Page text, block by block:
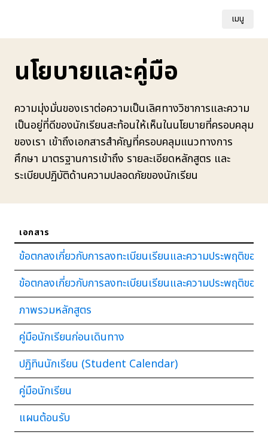
เมนู
นโยบายและคู่มือ
ความมุ่งมั่นของเราต่อความเป็นเลิศทางวิชาการและความ
เป็นอยู่ที่ดีของนักเรียนสะท้อนให้เห็นในนโยบายที่ครอบคลุม
ของเรา เข้าถึงเอกสารสำคัญที่ครอบคลุมแนวทางการ
ศึกษา มาตรฐานการเข้าถึง รายละเอียดหลักสูตร และ
ระเบียบปฏิบัติด้านความปลอดภัยของนักเรียน
เอกสาร
ข้อตกลงเกี่ยวกับการลงทะเบียนเรียนและความประพฤติขอ
ข้อตกลงเกี่ยวกับการลงทะเบียนเรียนและความประพฤติขอ
ภาพรวมหลักสูตร
คู่มือนักเรียนก่อนเดินทาง
ปฏิทินนักเรียน (Student Calendar)
คู่มือนักเรียน
แผนต้อนรับ